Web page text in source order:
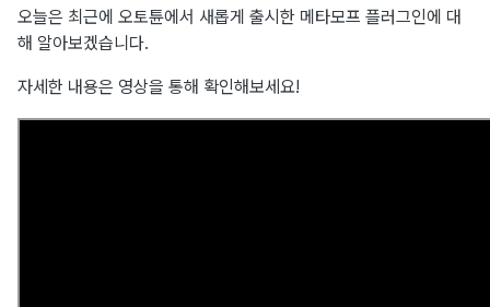
오늘은 최근에 오토튠에서 새롭게 출시한 메타모프 플러그인에 대
해 알아보겠습니다.
자세한 내용은 영상을 통해 확인해보세요!